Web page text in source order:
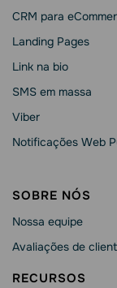
CRM para
Landing Pages
Link na bio
SMS em massa
Viber
Notificações Web
SOBRE NÓS
Nossa equipe
Avaliações de
RECURSOS